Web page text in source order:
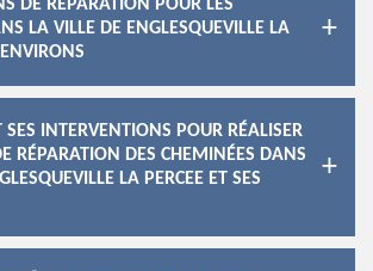
DE RÉPARATION POUR LES
LA VILLE DE ENGLESQUEVILLE LA
ENVIRONS
SES INTERVENTIONS POUR RÉALISER
RÉPARATION DES CHEMINÉES DANS
LA PERCEE ET SES